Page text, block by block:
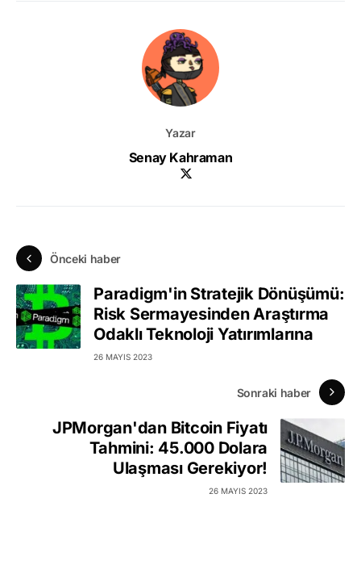
Yazar
Senay Kahraman
Önceki haber
Paradigm'in Stratejik Dönüşümü:
Risk Sermayesinden Araştırma
Odaklı Teknoloji Yatırımlarına
26 MAYIS 2023
Sonraki haber
JPMorgan'dan Bitcoin Fiyatı
Tahmini: 45.000 Dolara
Ulaşması Gerekiyor!
26 MAYIS 2023